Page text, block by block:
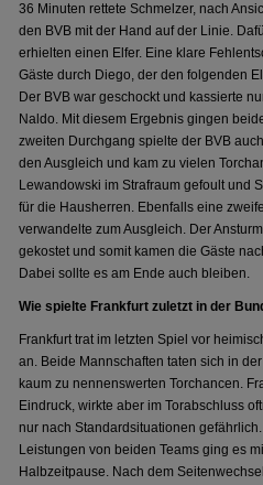
36 Minuten rettete Schmelzer, nach
den BVB mit der Hand auf der Linie.
erhielten einen Elfer. Eine klare
Gäste durch Diego, der den folgenden
Der BVB war geschockt und kassierte
Naldo. Mit diesem Ergebnis gingen
zweiten Durchgang spielte der BVB
den Ausgleich und kam zu vielen
Lewandowski im Strafraum gefoult und
für die Hausherren. Ebenfalls eine
verwandelte zum Ausgleich. Der
gekostet und somit kamen die Gäste
Dabei sollte es am Ende auch bleiben.
Wie spielte Frankfurt zuletzt in der
Frankfurt trat im letzten Spiel vor
an. Beide Mannschaften taten sich in
kaum zu nennenswerten Torchancen.
Eindruck, wirkte aber im Torabschluss
nur nach Standardsituationen
Leistungen von beiden Teams ging es
Halbzeitpause. Nach dem